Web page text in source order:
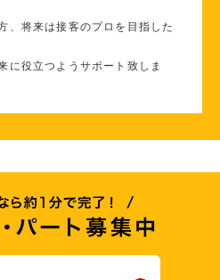
、将来は接客のプロを目指した
に役立つようサポート致しま